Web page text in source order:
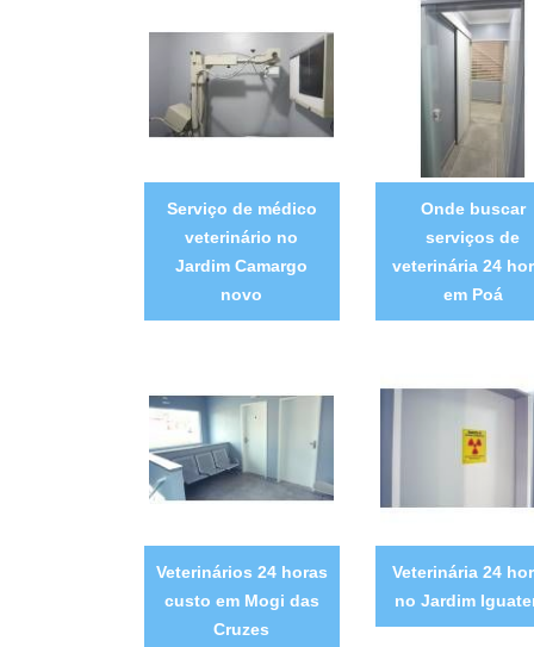
Serviço de médico
veterinário no
Jardim Camargo
novo
Onde buscar
serviços de
veterinária 24
em Poá
Veterinários 24 horas
custo em Mogi das
Cruzes
Veterinária 24
no Jardim